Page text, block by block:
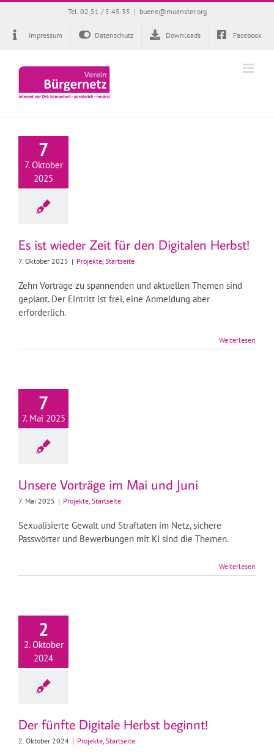
Zum
springen
Tel. 02 51 / 5 45 35 | buene@muenster.org
Impressum Datenschutz Downloads Facebook
7
7. Oktober
2025
Es ist wieder Zeit für den Digitalen Herbst!
7. Oktober 2025 | Projekte, Startseite
Zehn Vorträge zu spannenden und aktuellen Themen sind
geplant. Der Eintritt ist frei, eine Anmeldung aber
erforderlich.
Weiterlesen
7
7. Mai 2025
Unsere Vorträge im Mai und Juni
7. Mai 2025 | Projekte, Startseite
Sexualisierte Gewalt und Straftaten im Netz, sichere
Passwörter und Bewerbungen mit KI sind die Themen.
Weiterlesen
2
2. Oktober
2024
Der fünfte Digitale Herbst beginnt!
2. Oktober 2024 | Projekte, Startseite